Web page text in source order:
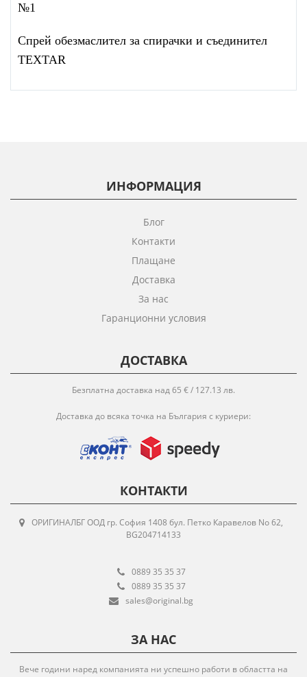
№1
Спрей обезмаслител за спирачки и съединител
TEXTAR
ИНФОРМАЦИЯ
Блог
Контакти
Плащане
Доставка
За нас
Гаранционни условия
ДОСТАВКА
Безплатна доставка над 65 € / 127.13 лв.
Доставка до всяка точка на България с куриери:
КОНТАКТИ
ОРИГИНАЛБГ ООД гр. София 1408 бул. Петко Каравелов No 62,
BG204714133
0889 35 35 37
0889 35 35 37
sales@original.bg
ЗА НАС
Вече години наред компанията ни успешно работи в областта на